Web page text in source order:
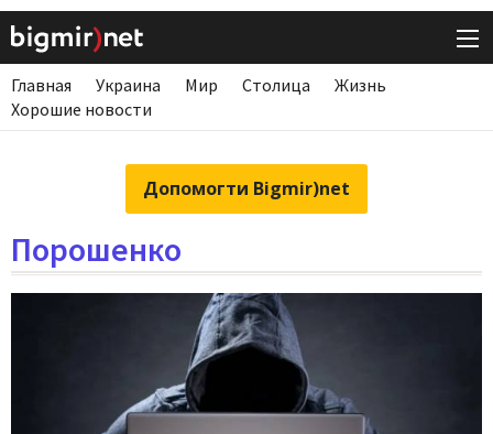
Главная Украина Мир Столица
Жизнь
Хорошие новости
Допомогти Bigmir)net
Порошенко